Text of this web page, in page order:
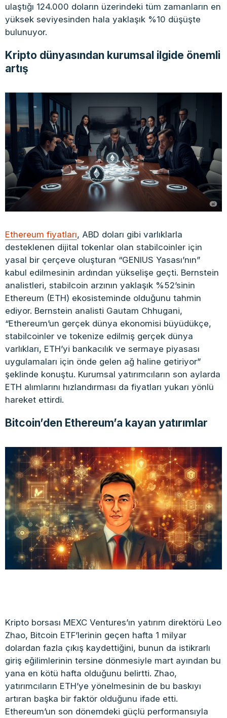
ulaştığı 124.000 doların üzerindeki tüm zamanların en
yüksek seviyesinden hala yaklaşık %10 düşüşte
bulunuyor.
Kripto dünyasından kurumsal ilgide önemli
artış
Ethereum fiyatları, ABD doları gibi varlıklarla
desteklenen dijital tokenlar olan stabilcoinler için
yasal bir çerçeve oluşturan “GENIUS Yasası’nın”
kabul edilmesinin ardından yükselişe geçti. Bernstein
analistleri, stabilcoin arzının yaklaşık %52’sinin
Ethereum (ETH) ekosisteminde olduğunu tahmin
ediyor. Bernstein analisti Gautam Chhugani,
“Ethereum’un gerçek dünya ekonomisi büyüdükçe,
stabilcoinler ve tokenize edilmiş gerçek dünya
varlıkları, ETH’yi bankacılık ve sermaye piyasası
uygulamaları için önde gelen ağ haline getiriyor”
şeklinde konuştu. Kurumsal yatırımcıların son aylarda
ETH alımlarını hızlandırması da fiyatları yukarı yönlü
hareket ettirdi.
Bitcoin’den Ethereum’a kayan yatırımlar
Kripto borsası MEXC Ventures’ın yatırım direktörü Leo
Zhao, Bitcoin ETF’lerinin geçen hafta 1 milyar
dolardan fazla çıkış kaydettiğini, bunun da istikrarlı
giriş eğilimlerinin tersine dönmesiyle mart ayından bu
yana en kötü hafta olduğunu belirtti. Zhao,
yatırımcıların ETH’ye yönelmesinin de bu baskıyı
artıran başka bir faktör olduğunu ifade etti.
Ethereum’un son dönemdeki güçlü performansıyla